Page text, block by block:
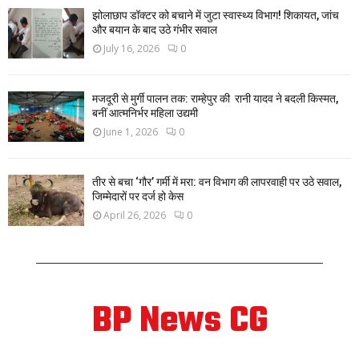
झोलाछाप डॉक्टर को बचाने में जुटा स्वास्थ्य विभाग! शिकायत, जांच
और बयान के बाद उठे गंभीर सवाल
July 16, 2026 0
मजदूरी से मुर्गी पालन तक: राम्हेपुर की रानी यादव ने बदली किस्मत,
बनीं आत्मनिर्भर महिला उद्यमी
June 1, 2026 0
तीर से बचा ‘गौर’ गर्मी में मरा: वन विभाग की लापरवाही पर उठे सवाल,
जिम्मेदारों पर दर्ज हो केस
April 26, 2026 0
BP News CG